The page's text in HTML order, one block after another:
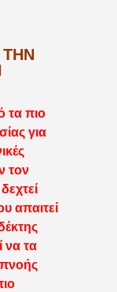
ΤΗΝ
τα πιο
για
τον
απαιτεί
να τα